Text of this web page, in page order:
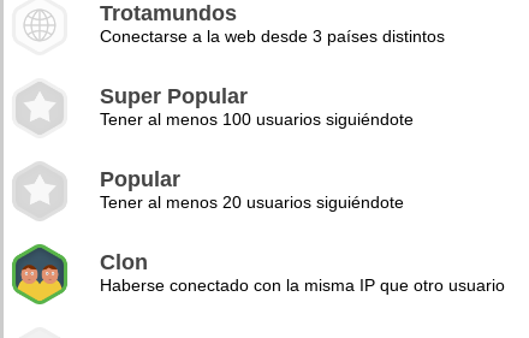
Trotamundos
Conectarse a la web desde 3 países distintos
Super Popular
Tener al menos 100 usuarios siguiéndote
Popular
Tener al menos 20 usuarios siguiéndote
Clon
Haberse conectado con la misma IP que otro usuario